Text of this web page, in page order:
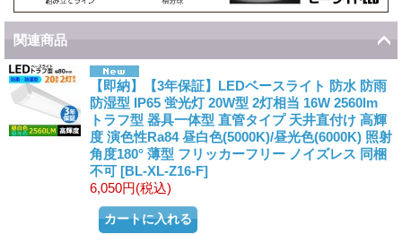
関連商品
【即納】【3年保証】LEDベースライト 防水 防雨
防湿型 IP65 蛍光灯 20W型 2灯相当 16W 2560lm
トラフ型 器具一体型 直管タイプ 天井直付け 高輝
度 演色性Ra84 昼白色(5000K)/昼光色(6000K) 照射
角度180° 薄型 フリッカーフリー ノイズレス 同梱
不可 [BL-XL-Z16-F]
6,050円(税込)